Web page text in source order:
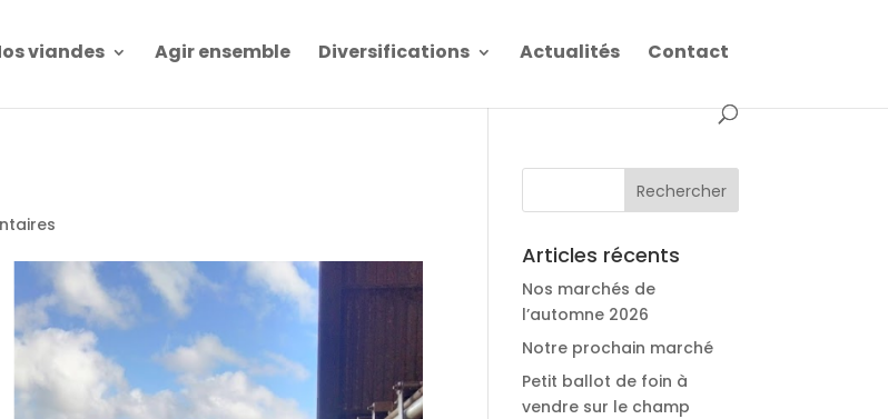
viandes Agir ensemble Diversifications Actualités Contact
Articles récents
Nos marchés de
l’automne 2026
Notre prochain marché
Petit ballot de foin à
vendre sur le champ